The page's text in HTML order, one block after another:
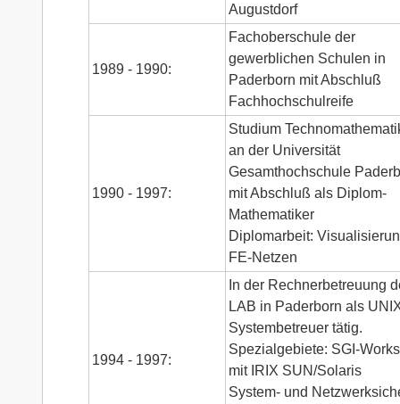
Augustdorf
1989 - 1990:
Fachoberschule der
gewerblichen Schulen in
Paderborn mit Abschluß
Fachhochschulreife
1990 - 1997:
Studium
an der Universität
Gesamthochschule
mit Abschluß als Diplom-
Mathematiker
Diplomarbeit:
FE-Netzen
1994 - 1997:
In der Rechnerbetreuung
LAB in Paderborn als
Systembetreuer tätig.
Spezialgebiete: SGI-
mit IRIX SUN/Solaris
System- und